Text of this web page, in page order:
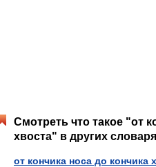
Смотреть что такое "от
хвоста" в других
от кончика носа до кончика